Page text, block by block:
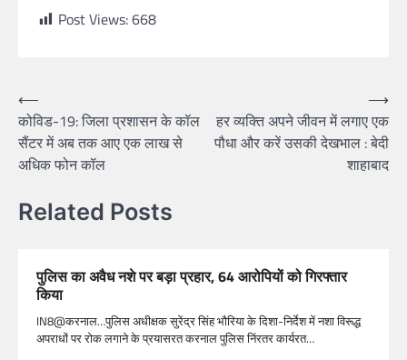
Post Views:668
⟵
कोविड-19: जिला प्रशासन के कॉल
सैंटर में अब तक आए एक लाख से
अधिक फोन कॉल
हर व्यक्ति अपने जीवन में लगाए एक
पौधा और करें उसकी देखभाल : बेदी
शाहाबाद
⟶
Related Posts
पुलिस का अवैध नशे पर बड़ा प्रहार, 64 आरोपियों को गिरफ्तार
किया
IN8@करनाल…पुलिस अधीक्षक सुरेंद्र सिंह भौरिया के दिशा-निर्देश में नशा विरूद्ध
अपराधों पर रोक लगाने के प्रयासरत करनाल पुलिस निंरतर कार्यरत…